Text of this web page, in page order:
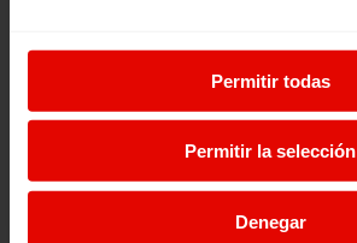
Permitir todas
Permitir la selección
Denegar